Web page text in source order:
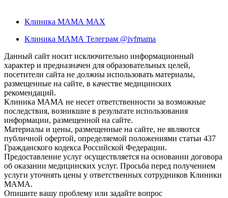
Клиника МАМА MAX
Клиника МАМА Телеграм @ivfmama
Данный сайт носит исключительно информационный
характер и предназначен для образовательных целей,
посетители сайта не должны использовать материалы,
размещенные на сайте, в качестве медицинских
рекомендаций.
Клиника МАМА не несет ответственности за возможные
последствия, возникшие в результате использования
информации, размещенной на сайте.
Материалы и цены, размещенные на сайте, не являются
публичной офертой, определяемой положениями статьи 437
Гражданского кодекса Российской Федерации.
Предоставление услуг осуществляется на основании договора
об оказании медицинских услуг. Просьба перед получением
услуги уточнять цены у ответственных сотрудников Клиники
МАМА.
Опишите вашу проблему или задайте вопрос